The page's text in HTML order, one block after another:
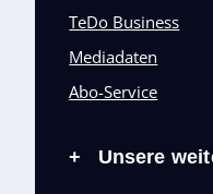
TeDo Business
Mediadaten
Abo-Service
+ Unsere